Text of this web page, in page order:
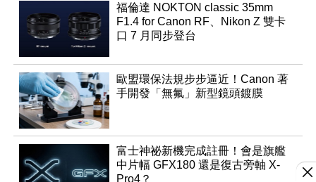
福倫達 NOKTON classic 35mm
F1.4 for Canon RF、Nikon Z 雙卡
口 7 月同步登台
歐盟環保法規步步逼近！Canon 著
手開發「無氟」新型鏡頭鍍膜
富士神祕新機完成註冊！會是旗艦
中片幅 GFX180 還是復古旁軸 X-
Pro4？